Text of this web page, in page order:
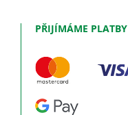
PŘIJÍMÁME PLATBY